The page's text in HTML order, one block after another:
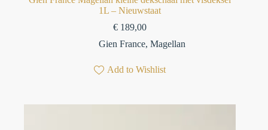
1L – Nieuwstaat
€ 189,00
Gien France, Magellan
Add to Wishlist